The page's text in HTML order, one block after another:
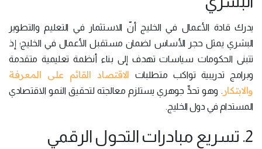
يدرك قادة الأعمال في الخليج أنّ الاستثمار في التعليم والتطوير
البشري يمثل حجر الأساس لضمان مستقبل الأعمال في الخليج؛ إذ
تتبنى الحكومات سياسات تهدف إلى بناء أنظمة تعليمية متقدمة
وبرامج تدريبية تواكب متطلبات الاقتصاد القائم على المعرفة
والابتكار . وهو تحدٍّ جوهري يستلزم معالجته لتحقيق النمو الاقتصادي
المستدام في دول الخليج.
2. تسريع مبادرات التحول الرقمي